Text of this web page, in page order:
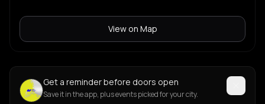
View on Map
Get a reminder before doors open
Save it in the app, plus events picked for your city.